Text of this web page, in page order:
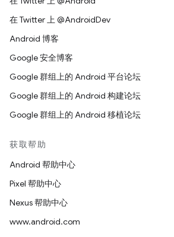
在 Twitter 上 @AndroidDev
Android 博客
Google 安全博客
Google 群组上的 Android 平台论坛
Google 群组上的 Android 构建论坛
Google 群组上的 Android 移植论坛
获取帮助
Android 帮助中心
Pixel 帮助中心
Nexus 帮助中心
www.android.com